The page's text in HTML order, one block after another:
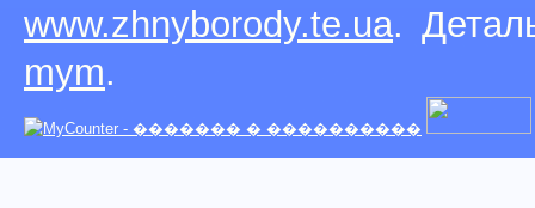
www.zhnyborody.te.ua.
mym.